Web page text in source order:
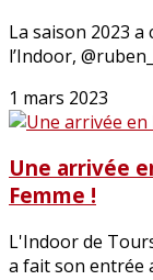
La saison 2023 a
l’Indoor,
1 mars 2023
Une arrivée
Femme !
L'Indoor de
a fait son entrée